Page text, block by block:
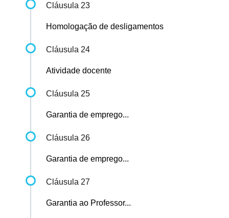
Cláusula 23
Homologação de desligamentos
Cláusula 24
Atividade docente
Cláusula 25
Garantia de emprego...
Cláusula 26
Garantia de emprego...
Cláusula 27
Garantia ao Professor...